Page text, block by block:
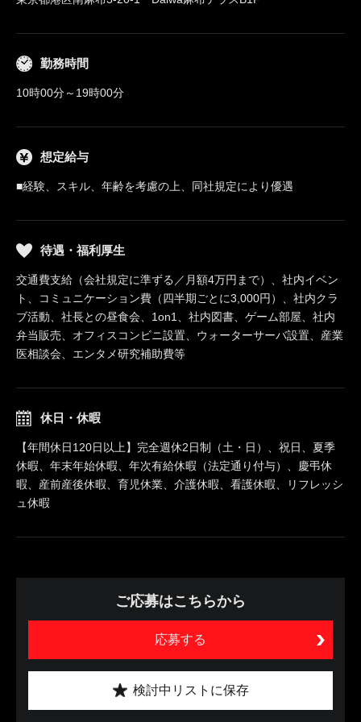
勤務時間
10時00分～19時00分
想定給与
■経験、スキル、年齢を考慮の上、同社規定により優遇
待遇・福利厚生
交通費支給（会社規定に準ずる／月額4万円まで）、社内イベン
ト、コミュニケーション費（四半期ごとに3,000円）、社内クラ
ブ活動、社長との昼食会、1on1、社内図書、ゲーム部屋、社内
弁当販売、オフィスコンビニ設置、ウォーターサーバ設置、産業
医相談会、エンタメ研究補助費等
休日・休暇
【年間休日120日以上】完全週休2日制（土・日）、祝日、夏季
休暇、年末年始休暇、年次有給休暇（法定通り付与）、慶弔休
暇、産前産後休暇、育児休業、介護休暇、看護休暇、リフレッシ
ュ休暇
ご応募はこちらから
応募する
検討中リストに保存